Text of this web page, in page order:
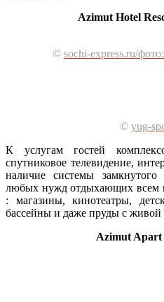
Azimut Hotel
© sochi-express.ru/
© yug-
К услугам гостей
спутниковое телевидение,
наличие системы замкнутого
любых нужд отдыхающих всем
: магазины, кинотеатры,
бассейны и даже пруды с
Azimut Apart